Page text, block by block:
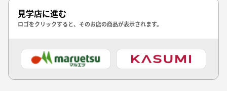
見学店に進む
ロゴをクリックすると、そのお店の商品が表示されます。